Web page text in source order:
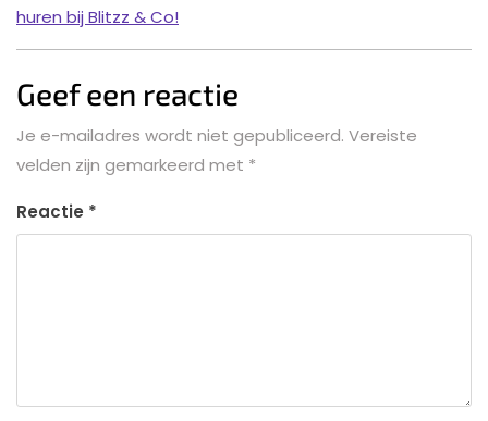
huren bij Blitzz & Co!
Geef een reactie
Je e-mailadres wordt niet gepubliceerd. Vereiste
velden zijn gemarkeerd met *
Reactie *